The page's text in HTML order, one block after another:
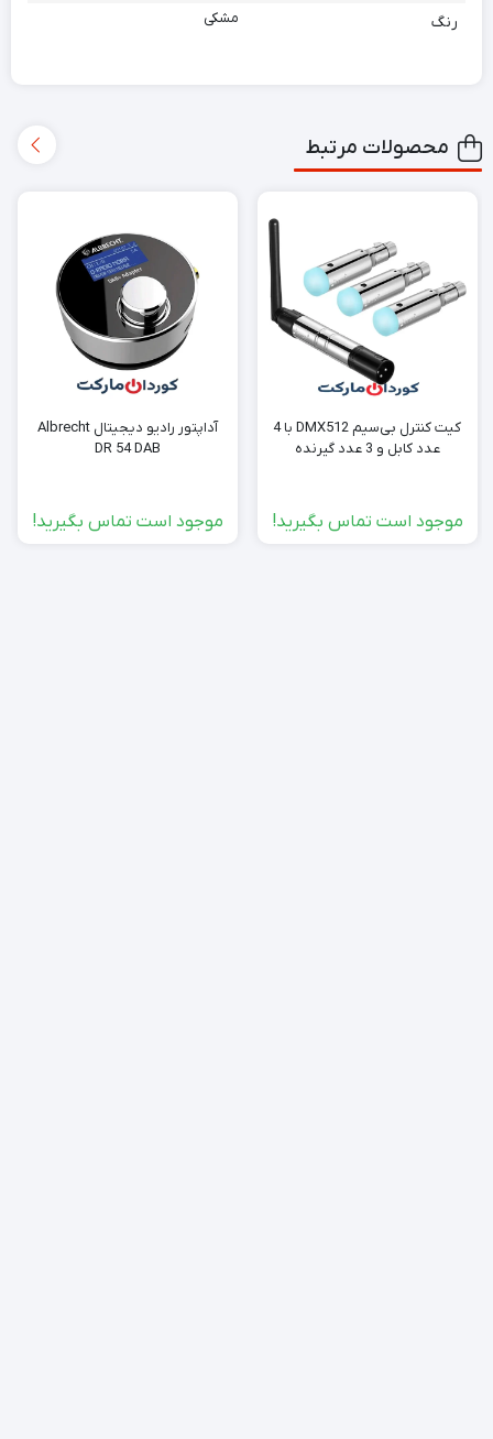
رنگ مشکی
محصولات مرتبط
کیت کنترل بی‌سیم DMX512 با 4
عدد کابل و 3 عدد گیرنده
موجود است تماس بگیرید!
آداپتور رادیو دیجیتال Albrecht
DR 54 DAB
موجود است تماس بگیرید!